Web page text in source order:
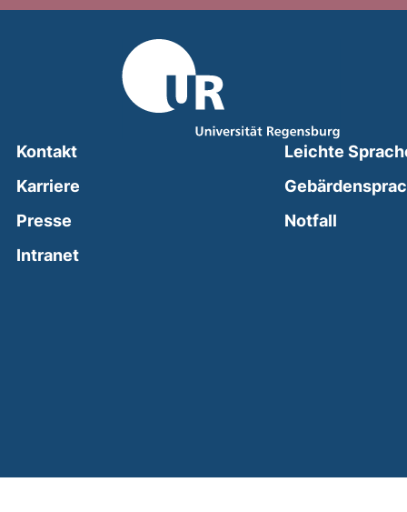
Kontakt
Karriere
Presse
Intranet(external link, opens in a new window)
Leichte
Notfall